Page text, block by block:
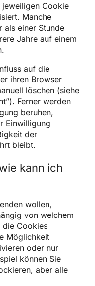
jeweiligen Cookie
Manche
als einer Stunde
Jahre auf einem
auf die
ihren Browser
löschen (siehe
Ferner werden
beruhen,
Einwilligung
der
bleibt.
kann ich
wollen,
von welchem
die Cookies
Möglichkeit
oder nur
können Sie
aber alle